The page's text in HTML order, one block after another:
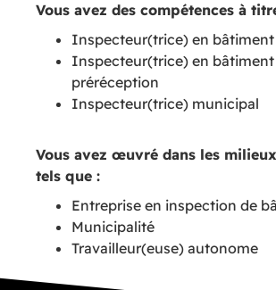
Vous avez des compétences à
Inspecteur(trice) en
Inspecteur(trice) en bâtiment
préréception
Inspecteur(trice) municipal
Vous avez œuvré dans les
tels que :
Entreprise en inspection de
Municipalité
Travailleur(euse) autonome